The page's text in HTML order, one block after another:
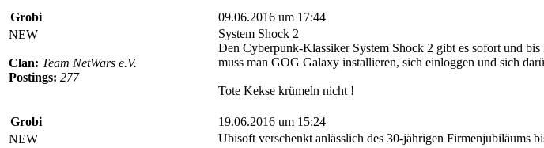
Grobi 09.06.2016 um 17:44
NEW
Clan: Team NetWars e.V.
Postings: 277
System Shock 2
Den Cyberpunk-Klassiker System Shock 2 gibt es sofort und
muss man GOG Galaxy installieren, sich einloggen und sich
Tote Kekse krümeln nicht !
Grobi 19.06.2016 um 15:24
NEW
Ubisoft verschenkt anlässlich des 30-jährigen Firmenjubiläums